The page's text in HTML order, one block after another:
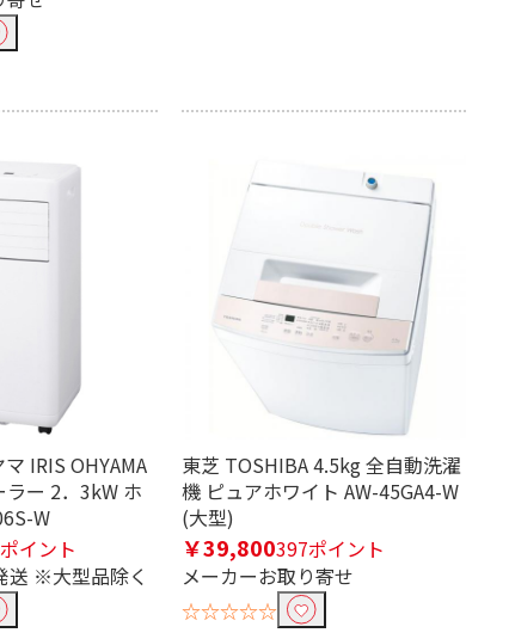
IRIS OHYAMA
ー 2．3kW ホ
W
イント
送 ※大型品除く
東芝 TOSHIBA 4.5kg 全自動洗濯
機 ピュアホワイト AW-45GA4-W
(大型)
￥39,800397ポイント
メーカーお取り寄せ
☆☆☆☆☆